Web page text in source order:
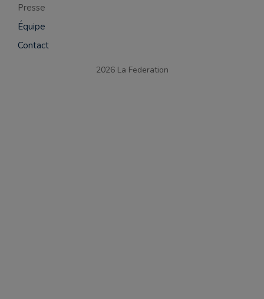
Presse
Équipe
Contact
2026 La Federation